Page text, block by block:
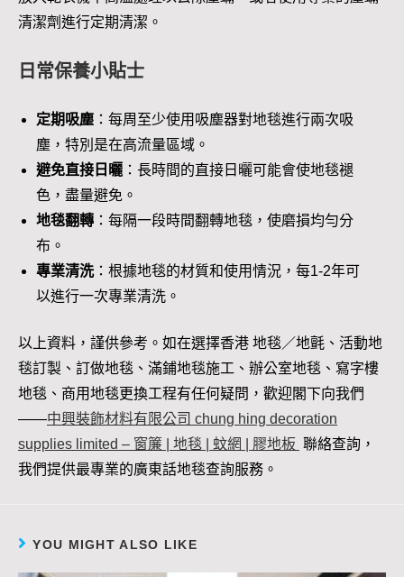
清潔劑進行定期清潔。
日常保養小貼士
定期吸塵 ：每周至少使用吸塵器對地毯進行兩次吸
塵，特別是在高流量區域。
避免直接日曬 ：長時間的直接日曬可能會使地毯褪
色，盡量避免。
地毯翻轉 ：每隔一段時間翻轉地毯，使磨損均勻分
布。
專業清洗：根據地毯的材質和使用情況，每1-2年可
以進行一次專業清洗。
以上資料，謹供參考。如在選擇香港 地毯／地氈、活動地
毯訂製、訂做地毯、滿鋪地毯施工、辦公室地毯、寫字樓
地毯、商用地毯更換工程有任何疑問，歡迎閣下向我們
——中興裝飾材料有限公司 chung hing decoration
supplies limited – 窗簾 | 地毯 | 蚊網 | 膠地板 聯絡查詢，
我們提供最專業的廣東話地毯查詢服務。
YOU MIGHT ALSO LIKE